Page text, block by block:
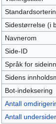
Sidestørrelse (i
Navnerom
Side-ID
Språk for
Sidens
Bot-indeksering
Antall
Antall